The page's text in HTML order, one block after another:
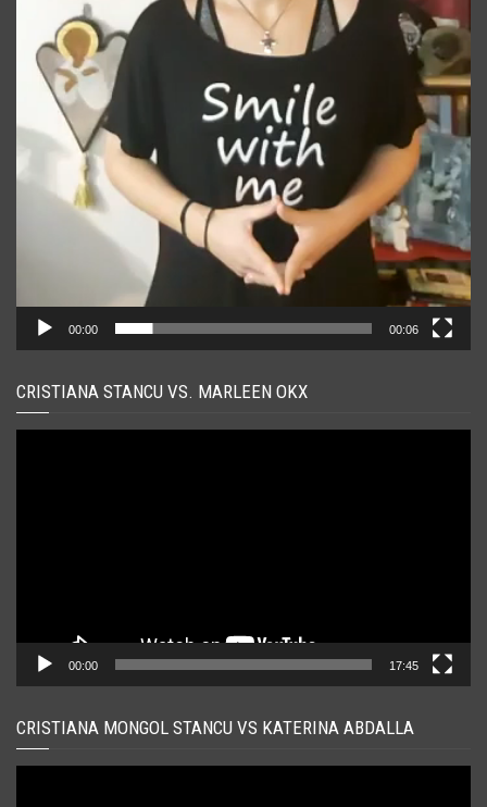
00:00 00:06
CRISTIANA STANCU VS. MARLEEN OKX
00:00 17:45
CRISTIANA MONGOL STANCU VS KATERINA ABDALLA